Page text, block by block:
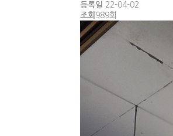
등록일 22-04-02
조회 989회